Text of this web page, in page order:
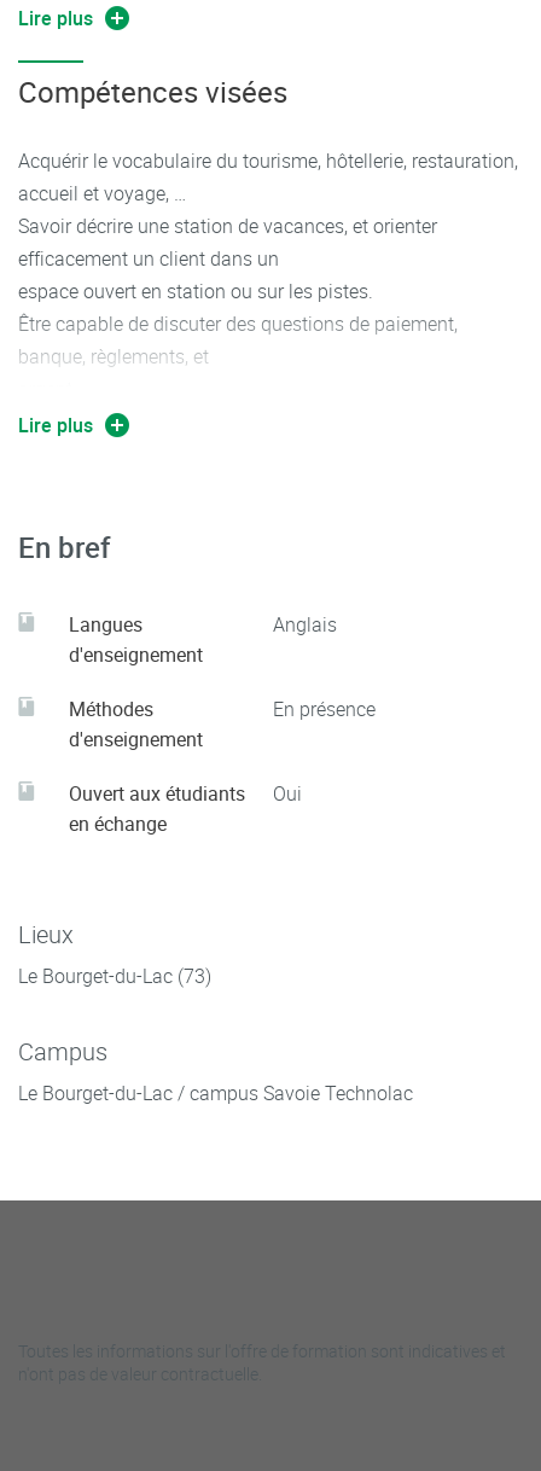
parler de restauration ou d’hôtellerie, ou de voyage.
d’argent :
banque, paiements, facturation etc.
formules de
politesse, etc…
6- Présentations orales : 15 minutes, en binômes d’une
touristique dans un pays anglo-saxon.
7- Evaluation finale
Lire plus
Compétences visées
Acquérir le vocabulaire du tourisme, hôtellerie, restauration,
accueil et voyage, …
Savoir décrire une station de vacances, et orienter
efficacement un client dans un
espace ouvert en station ou sur les pistes.
Être capable de discuter des questions de paiement,
banque, règlements, et
Savoir répondre à un courrier professionnel, utiliser l’anglais
Lire plus
En bref
Langues
d'enseignement
Anglais
Méthodes
d'enseignement
En présence
Ouvert aux étudiants
en échange
Oui
Lieux
Le Bourget-du-Lac (73)
Campus
Le Bourget-du-Lac / campus Savoie Technolac
Toutes les informations sur l'offre de formation sont indicatives et
n'ont pas de valeur contractuelle.